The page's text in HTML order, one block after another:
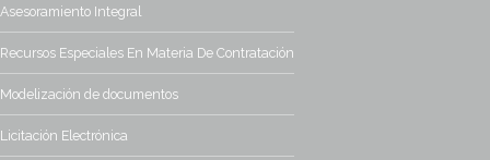
Asesoramiento Integral
Recursos Especiales En Materia De Contratación
Modelización de documentos
Licitación Electrónica